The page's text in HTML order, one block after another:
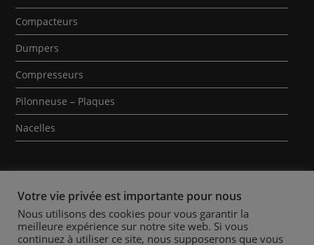
Compacteurs
Dumpers
Compresseurs
Pilonneuse – Plaques
Nacelles
Qui sommes-nous ? Contact Mentions Légales
Votre vie privée est importante pour nous
Nous utilisons des cookies pour vous garantir la
meilleure expérience sur notre site web. Si vous
continuez à utiliser ce site, nous supposerons que vous